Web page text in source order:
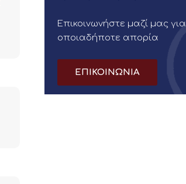
Επικοινωνήστε μαζί μας για
οποιαδήποτε απορία
ΕΠΙΚΟΙΝΩΝΙΑ